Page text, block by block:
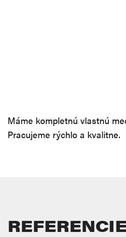
Máme kompletnú vlastnú
Pracujeme rýchlo a kvalitne.